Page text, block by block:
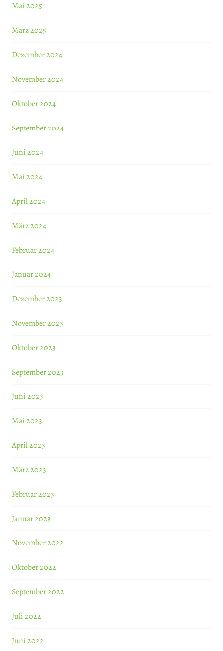
Mai 2025
März 2025
Dezember 2024
November 2024
Oktober 2024
September 2024
Juni 2024
Mai 2024
April 2024
März 2024
Februar 2024
Januar 2024
Dezember 2023
November 2023
Oktober 2023
September 2023
Juni 2023
Mai 2023
April 2023
März 2023
Februar 2023
Januar 2023
November 2022
Oktober 2022
September 2022
Juli 2022
Juni 2022